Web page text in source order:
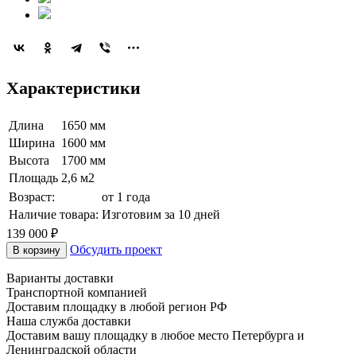
Характеристики
Длина
1650 мм
Ширина 1600 мм
Высота
1700 мм
Площадь 2,6 м2
Возраст:
от 1 года
Наличие товара: Изготовим за 10 дней
139 000 ₽
В корзину Обсудить проект
Варианты доставки
Транспортной компанией
Доставим площадку в любой регион РФ
Наша служба доставки
Доставим вашу площадку в любое место Петербурга и
Ленинградской области